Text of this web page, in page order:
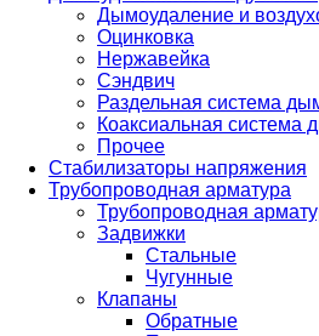
Дымоудаление и
Оцинковка
Нержавейка
Сэндвич
Раздельная система
Коаксиальная система
Прочее
Стабилизаторы напряжения
Трубопроводная арматура
Трубопроводная
Задвижки
Стальные
Чугунные
Клапаны
Обратные